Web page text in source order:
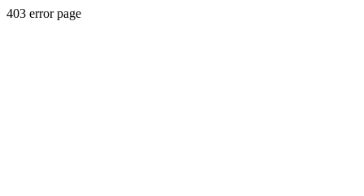
403 error page